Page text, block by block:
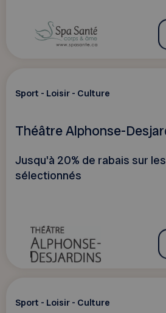
Sport - Loisir - Culture
Théâtre Alphonse-
Jusqu'à 20% de rabais sur
sélectionnés
Sport - Loisir - Culture